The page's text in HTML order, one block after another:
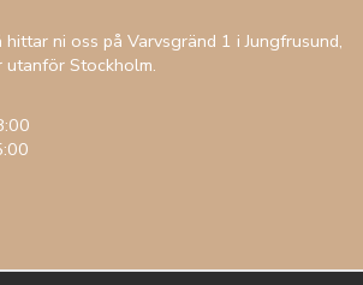
ni oss på Varvsgränd 1 i Jungfrusund,
utanför Stockholm.